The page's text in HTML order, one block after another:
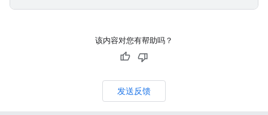
该内容对您有帮助吗？
发送反馈